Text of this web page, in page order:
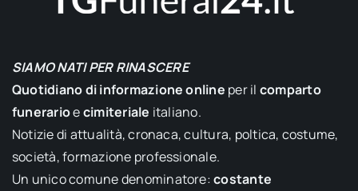
SIAMO NATI PER RINASCERE
Quotidiano di informazione online per il comparto
funerarioecimiteriale italiano.
Notizie di attualità, cronaca, cultura, poltica, costume,
società, formazione professionale.
Un unico comune denominatore:costante